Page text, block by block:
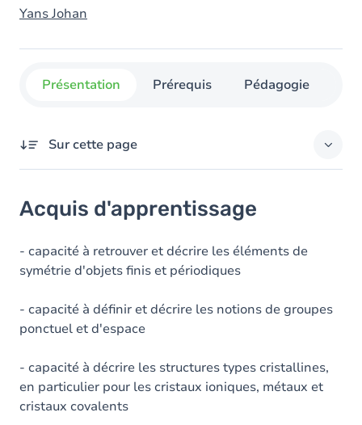
Yans Johan
Présentation Prérequis Pédagogie
Sur cette page
Objectifs
Contenu
Table des matières
Exercices
Acquis d'apprentissage
- capacité à retrouver et décrire les éléments de
symétrie d'objets finis et périodiques
- capacité à définir et décrire les notions de groupes
ponctuel et d'espace
- capacité à décrire les structures types cristallines,
en particulier pour les cristaux ioniques, métaux et
cristaux covalents